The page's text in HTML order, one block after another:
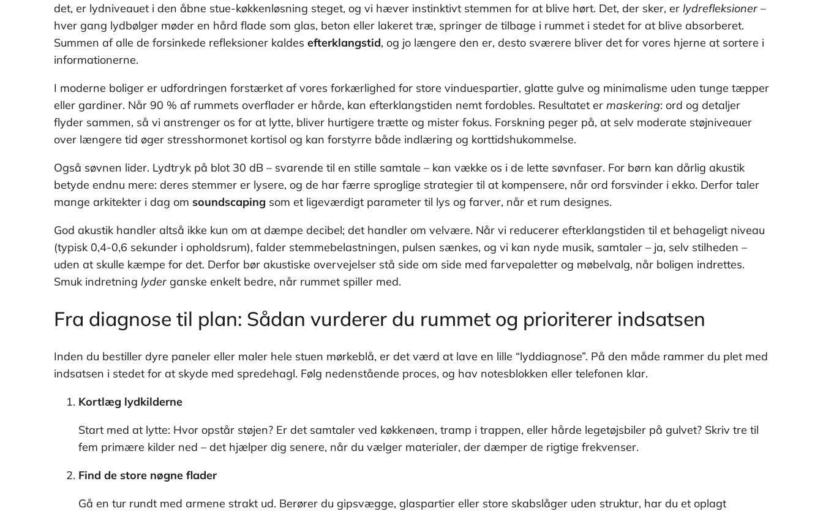
det, er lydniveauet i den åbne stue-køkkenløsning steget, og vi hæver instinktivt stemmen for at blive hørt. Det, der sker, er lydrefleksioner–
hver gang lydbølger møder en hård flade som glas, beton eller lakeret træ, springer de tilbage i rummet i stedet for at blive absorberet.
Summen af alle de forsinkede refleksioner kaldes efterklangstid, og jo længere den er, desto sværere bliver det for vores hjerne at sortere i
informationerne.
I moderne boliger er udfordringen forstærket af vores forkærlighed for store vinduespartier, glatte gulve og minimalisme uden tunge tæpper
eller gardiner. Når 90 % af rummets overflader er hårde, kan efterklangstiden nemt fordobles. Resultatet er maskering: ord og detaljer
flyder sammen, så vi anstrenger os for at lytte, bliver hurtigere trætte og mister fokus. Forskning peger på, at selv moderate støjniveauer
over længere tid øger stresshormonet kortisol og kan forstyrre både indlæring og korttidshukommelse.
Også søvnen lider. Lydtryk på blot 30 dB – svarende til en stille samtale – kan vække os i de lette søvnfaser. For børn kan dårlig akustik
betyde endnu mere: deres stemmer er lysere, og de har færre sproglige strategier til at kompensere, når ord forsvinder i ekko. Derfor taler
mange arkitekter i dag om soundscaping som et ligeværdigt parameter til lys og farver, når et rum designes.
God akustik handler altså ikke kun om at dæmpe decibel; det handler om velvære. Når vi reducerer efterklangstiden til et behageligt niveau
(typisk 0,4-0,6 sekunder i opholdsrum), falder stemmebelastningen, pulsen sænkes, og vi kan nyde musik, samtaler – ja, selv stilheden –
uden at skulle kæmpe for det. Derfor bør akustiske overvejelser stå side om side med farvepaletter og møbelvalg, når boligen indrettes.
Smuk indretning lyderganske enkelt bedre, når rummet spiller med.
Fra diagnose til plan: Sådan vurderer du rummet og prioriterer indsatsen
Inden du bestiller dyre paneler eller maler hele stuen mørkeblå, er det værd at lave en lille “lyddiagnose”. På den måde rammer du plet med
indsatsen i stedet for at skyde med spredehagl. Følg nedenstående proces, og hav notesblokken eller telefonen klar.
Kortlæg lydkilderne
Start med at lytte: Hvor opstår støjen? Er det samtaler ved køkkenøen, tramp i trappen, eller hårde legetøjsbiler på gulvet? Skriv tre til
fem primære kilder ned – det hjælper dig senere, når du vælger materialer, der dæmper de rigtige frekvenser.
Find de store nøgne flader
Gå en tur rundt med armene strakt ud. Berører du gipsvægge, glaspartier eller store skabslåger uden struktur, har du et oplagt